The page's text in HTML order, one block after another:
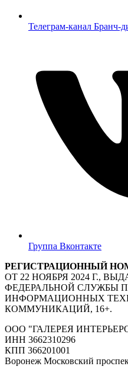
Телеграм-канал Бранч-
Группа Вконтакте
РЕГИСТРАЦИОННЫЙ
ОТ 22 НОЯБРЯ 2024 Г.,
ФЕДЕРАЛЬНОЙ СЛУЖБЫ
ИНФОРМАЦИОННЫХ
КОММУНИКАЦИЙ, 16+.
ООО "ГАЛЕРЕЯ
ИНН 3662310296
КПП 366201001
Воронеж Московский